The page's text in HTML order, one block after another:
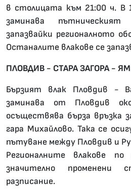
в столицата към 21:00 ч. В
заминава
запазвайки регионалното
Останалите влакове се
ПЛОВДИВ - СТАРА ЗАГОРА -
Бързият влак Пловдив -
заминава от Пловдив
осъществява бърза връзка
гара Михайлово. Така се
пътуване между Пловдив и
Регионалните влакове
значително променени
разписание.